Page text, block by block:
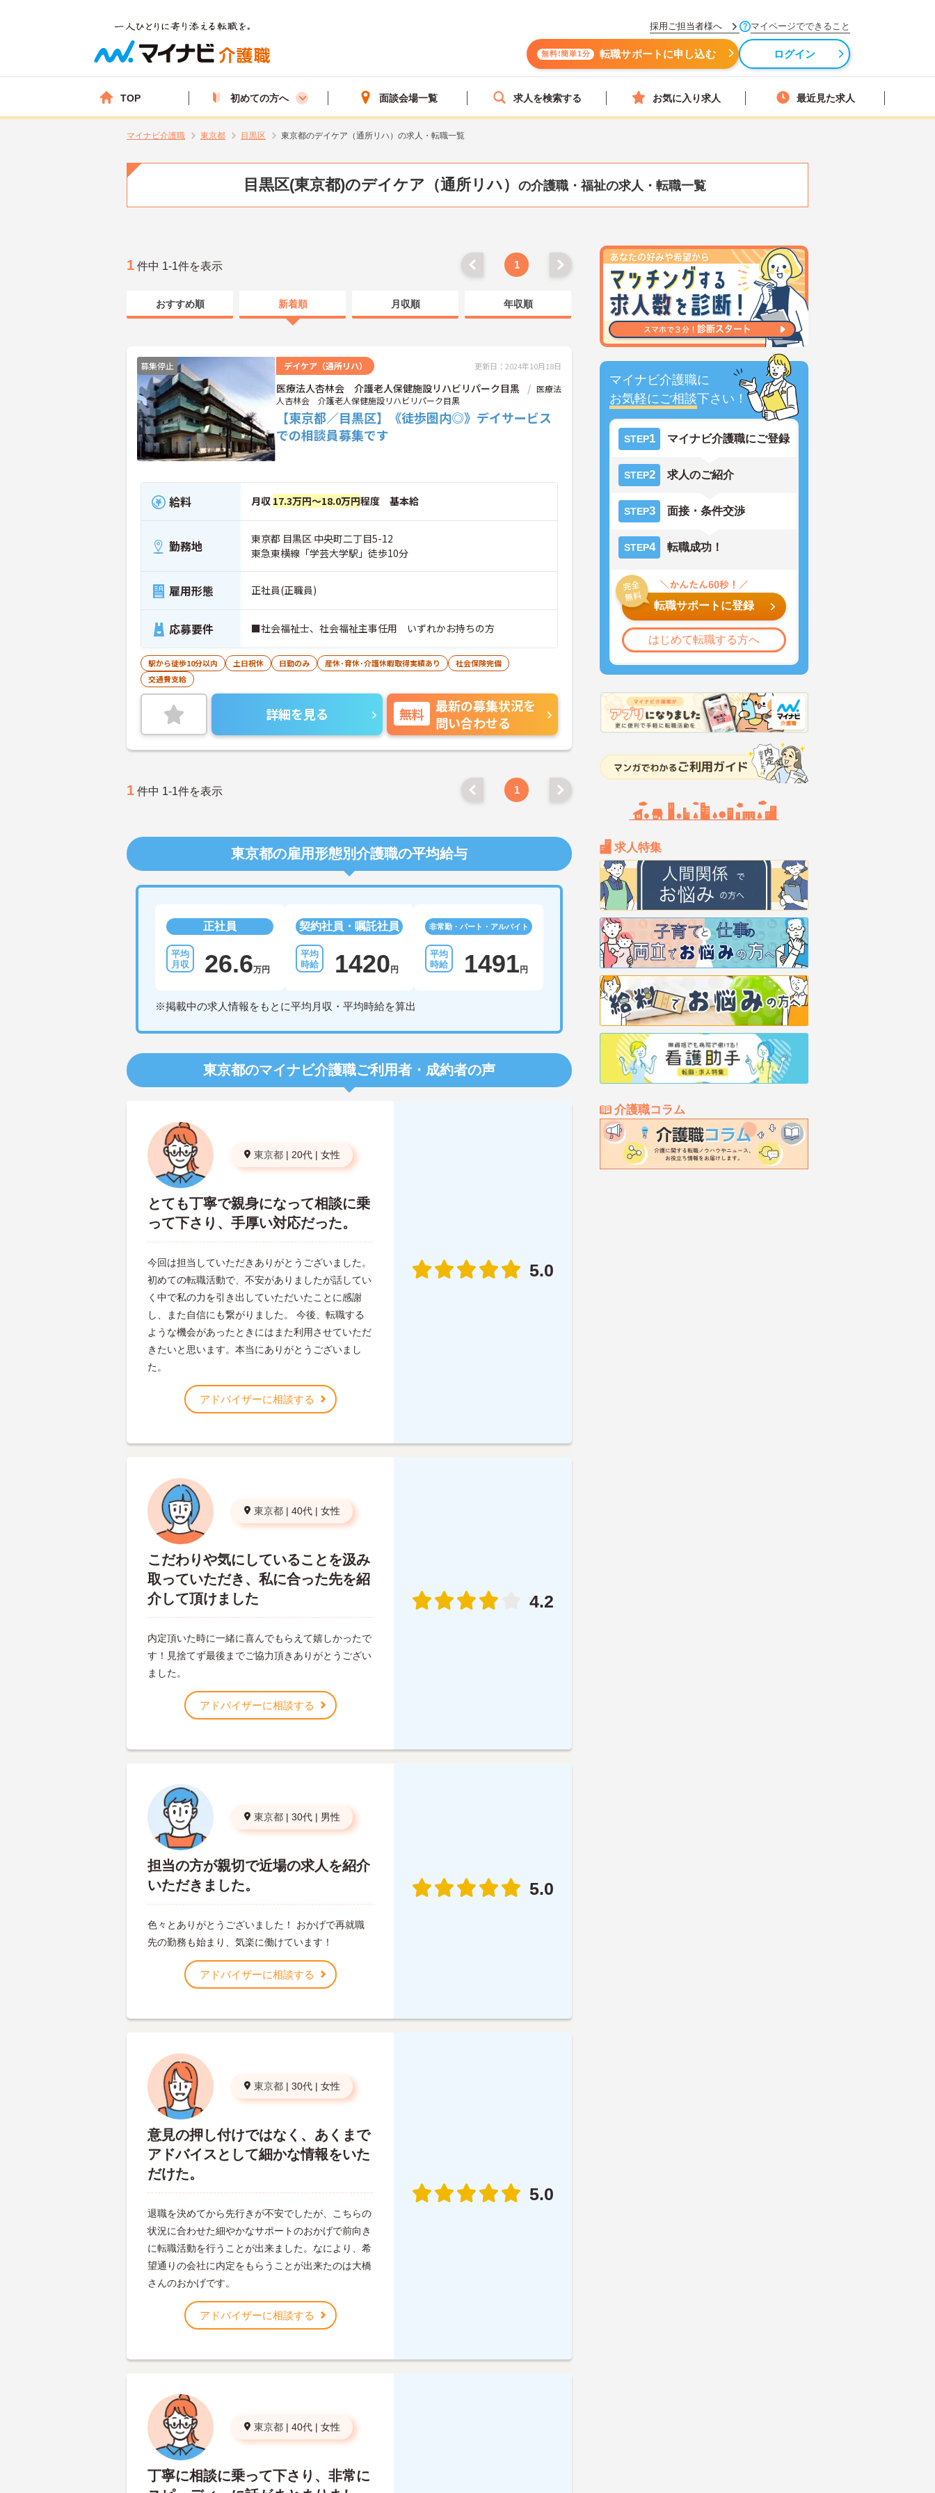
採用ご担当者様へ マイページでできること
無料!簡単1分 転職サポートに申し込む ログイン
TOP 初めての方へ 面談会場一覧 求人を検索する お気に入り求人 最近見た求人
マイナビ介護職 東京都 目黒区 東京都のデイケア（通所リハ）の求人・転職一覧
目黒区(東京都)のデイケア（通所リハ） の介護職・福祉の求人・転職一覧
マイナビ介護職に
お気軽にご相談下さい！
STEP1 マイナビ介護職にご登録
STEP2 求人のご紹介
STEP3 面接・条件交渉
STEP4 転職成功！
転職サポートに登録
はじめて転職する方へ
求人特集
介護職コラム
1 件中 1-1件を表示 1
おすすめ順 新着順 月収順 年収順
募集停止 デイケア（通所リハ） 更新日：2024年10月18日
医療法人杏林会 介護老人保健施設リハビリパーク目黒
医療法
人杏林会 介護老人保健施設リハビリパーク目黒
【東京都／目黒区】《徒歩圏内◎》デイサービス
での相談員募集です
給料 月収 17.3万円～18.0万円程度 基本給
勤務地
東京都 目黒区 中央町二丁目5-12
東急東横線「学芸大学駅」徒歩10分
雇用形態 正社員(正職員)
応募要件 ■社会福祉士、社会福祉主事任用 いずれかお持ちの方
駅から徒歩10分以内 土日祝休 日勤のみ 産休･育休･介護休暇取得実績あり
社会保険完備
交通費支給
詳細を見る 無料
最新の募集状況を
問い合わせる
1 件中 1-1件を表示 1
東京都の雇用形態別介護職の平均給与
正社員
26.6万円
契約社員・嘱託社員
1420 円
非常勤・パート・アルバイト
1491 円
※掲載中の求人情報をもとに平均月収・平均時給を算出
東京都のマイナビ介護職ご利用者・成約者の声
東京都 | 20代 | 女性
とても丁寧で親身になって相談に乗
って下さり、手厚い対応だった。
今回は担当していただきありがとうございました。
初めての転職活動で、不安がありましたが話してい
く中で私の力を引き出していただいたことに感謝
し、また自信にも繋がりました。 今後、転職する
ような機会があったときにはまた利用させていただ
きたいと思います。本当にありがとうございまし
た。
アドバイザーに相談する
5.0
東京都 | 40代 | 女性
こだわりや気にしていることを汲み
取っていただき、私に合った先を紹
介して頂けました
内定頂いた時に一緒に喜んでもらえて嬉しかったで
す！見捨てず最後までご協力頂きありがとうござい
ました。
アドバイザーに相談する
4.2
東京都 | 30代 | 男性
担当の方が親切で近場の求人を紹介
いただきました。
色々とありがとうございました！ おかげで再就職
先の勤務も始まり、気楽に働けています！
アドバイザーに相談する
5.0
東京都 | 30代 | 女性
意見の押し付けではなく、あくまで
アドバイスとして細かな情報をいた
だけた。
退職を決めてから先行きが不安でしたが、こちらの
状況に合わせた細やかなサポートのおかげで前向き
に転職活動を行うことが出来ました。なにより、希
望通りの会社に内定をもらうことが出来たのは大橋
さんのおかげです。
アドバイザーに相談する
5.0
東京都 | 40代 | 女性
丁寧に相談に乗って下さり、非常に